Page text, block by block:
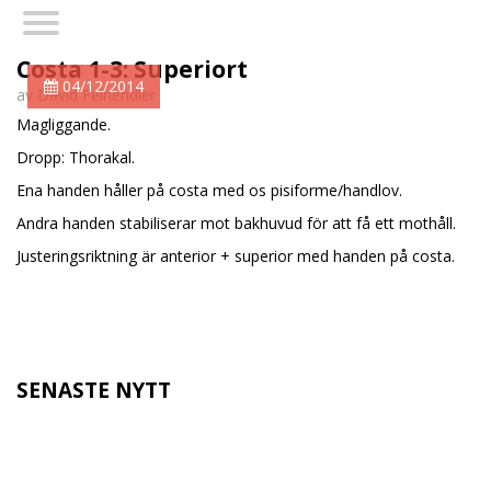
04/12/2014
Costa 1-3: Superiort
av David Felhendler
Magliggande.
Dropp: Thorakal.
Ena handen håller på costa med os pisiforme/handlov.
Andra handen stabiliserar mot bakhuvud för att få ett mothåll.
Justeringsriktning är anterior + superior med handen på costa.
SENASTE NYTT